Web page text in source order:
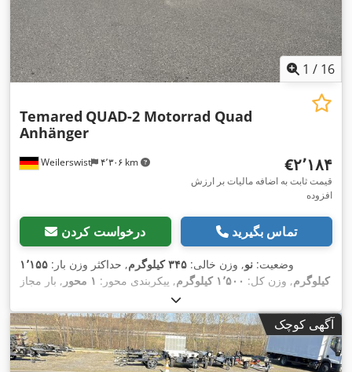
1 / 16
Weilerswist ۴٬۳۰۶ km
Temared QUAD-2 Motorrad Quad
Anhänger
‎€۲٬۱۸۴
قیمت ثابت به اضافه مالیات بر ارزش
افزوده
درخواست کردن تماس بگیرید
وضعیت: نو, وزن خالی: ۳۴۵ کیلوگرم , حداکثر وزن بار: ۱٬۱۵۵
کیلوگرم, وزن کل: ۱٬۵۰۰ کیلوگرم , پیکربندی محور: ۱ محور
, بار مجاز
میلی‌متر, عرض فضای بارگیری:۱٬۹۴۰ میلی‌متر , طول کل:۴٬۴۶۰
میلی‌متر, عرض کل:۲٬۰۵۰ میلی‌متر , سیستم تعلیق:دیگر, سایز تایر:
195/55 R10C
, حداکثر سرعت:۸۰ کیلومتر/ساعت , ترمز تریلر:تریلر
ترمزدار, سال ساخت:۲۰۲۵ ,
آگهی کوچک